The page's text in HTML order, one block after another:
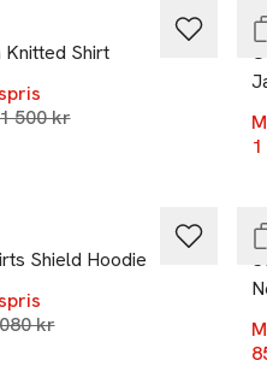
Knitted Shirt
pris 30 dagar
500 kr
Shield Hoodie
pris 30 dagar
kr
-
-